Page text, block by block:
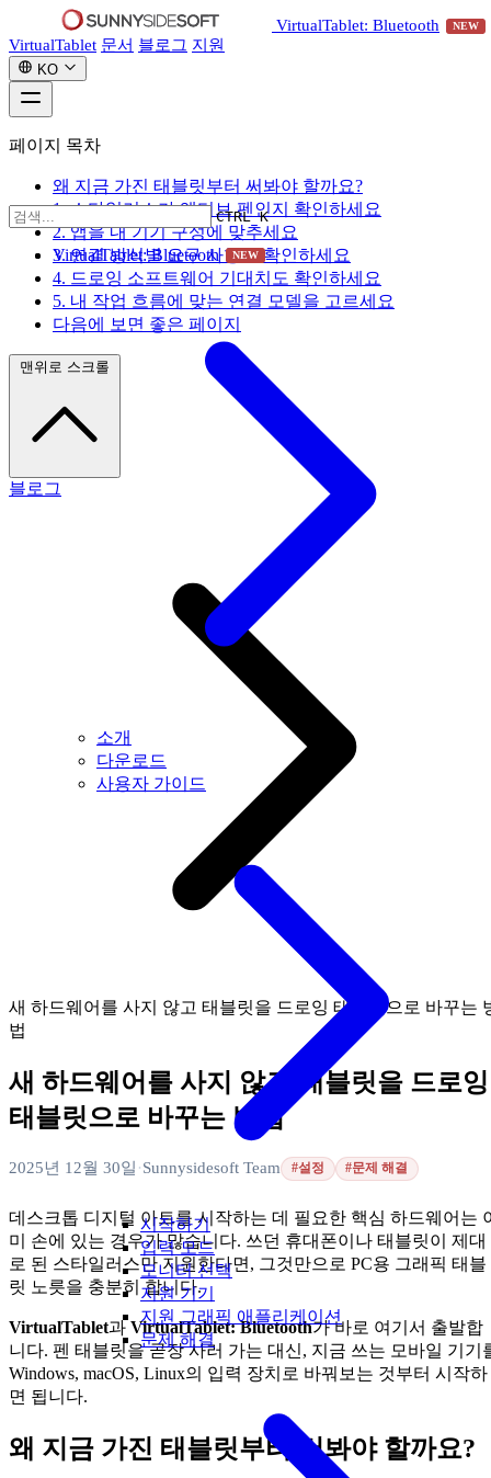
VirtualTablet: Bluetooth NEW
VirtualTablet 문서 블로그 지원
KO
CTRL K
VirtualTablet: Bluetooth NEW
소개
다운로드
사용자 가이드
시작하기
입력 모드
모니터 선택
지원 기기
지원 그래픽 애플리케이션
문제 해결
페이지 목차
왜 지금 가진 태블릿부터 써봐야 할까요?
1. 스타일러스가 액티브 펜인지 확인하세요
2. 앱을 내 기기 구성에 맞추세요
3. 연결 방식별 요구 사항을 확인하세요
4. 드로잉 소프트웨어 기대치도 확인하세요
5. 내 작업 흐름에 맞는 연결 모델을 고르세요
다음에 보면 좋은 페이지
맨위로 스크롤
블로그
새 하드웨어를 사지 않고 태블릿을 드로잉 태블릿으로 바꾸는
법
새 하드웨어를 사지 않고 태블릿을 드로잉
태블릿으로 바꾸는 방법
2025년 12월 30일 ·Sunnysidesoft Team #설정 #문제 해결
데스크톱 디지털 아트를 시작하는 데 필요한 핵심 하드웨어는
미 손에 있는 경우가 많습니다. 쓰던 휴대폰이나 태블릿이 제대
로 된 스타일러스만 지원한다면, 그것만으로 PC용 그래픽 태블
릿 노릇을 충분히 합니다.
VirtualTablet과 VirtualTablet: Bluetooth가 바로 여기서 출발합
니다. 펜 태블릿을 곧장 사러 가는 대신, 지금 쓰는 모바일 기기
Windows, macOS, Linux의 입력 장치로 바꿔보는 것부터 시작하
면 됩니다.
왜 지금 가진 태블릿부터 써봐야 할까요?